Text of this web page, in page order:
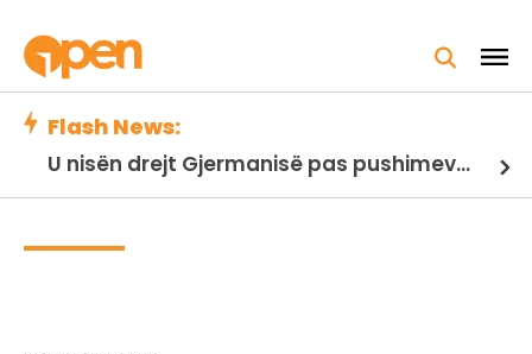
Flash News:
U nisën drejt Gjermanisë pas pushimeve në Kosovë, humbin jetën në aksident tre anëtarët e familjes nga Kosova